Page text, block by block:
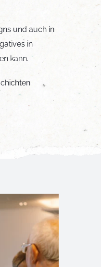
und auch in
in
kann.